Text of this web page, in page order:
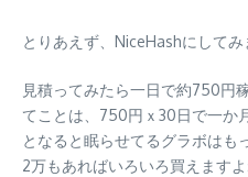
とりあえず、NiceHashにしてみ
見積ってみたら一日で約750円
てことは、750円ｘ30日で一か
となると眠らせてるグラボはも
2万もあればいろいろ買えますよ